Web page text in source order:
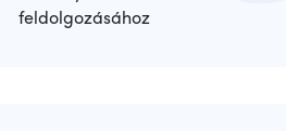
feldolgozásához